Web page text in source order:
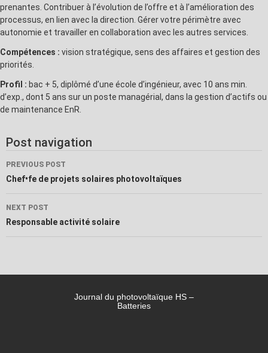
prenantes. Contribuer à l’évolution de l’offre et à l’amélioration des
processus, en lien avec la direction. Gérer votre périmètre avec
autonomie et travailler en collaboration avec les autres services.
Compétences : vision stratégique, sens des affaires et gestion des
priorités.
Profil : bac + 5, diplômé d’une école d’ingénieur, avec 10 ans min.
d’exp., dont 5 ans sur un poste managérial, dans la gestion d’actifs ou
de maintenance EnR.
Post navigation
PREVIOUS POST
Chef•fe de projets solaires photovoltaïques
NEXT POST
Responsable activité solaire
Journal du photovoltaïque HS –
Batteries